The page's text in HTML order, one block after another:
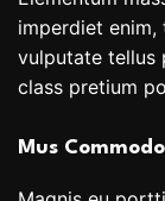
imperdiet enim,
vulputate tellus
class pretium
Mus